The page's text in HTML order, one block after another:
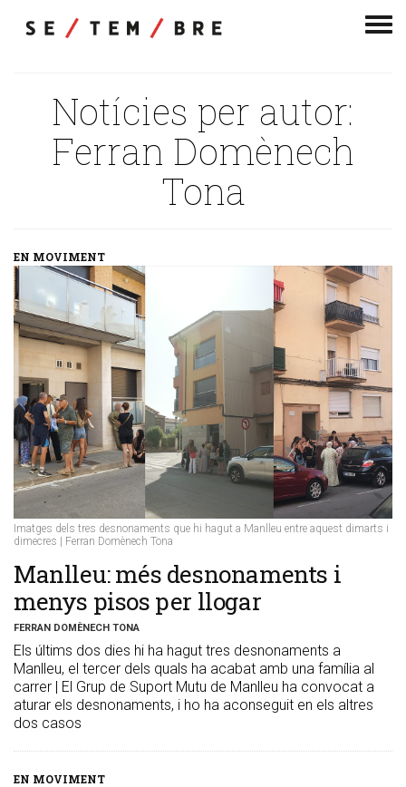
Notícies per autor:
Ferran Domènech
Tona
EN MOVIMENT
Imatges dels tres desnonaments que hi hagut a Manlleu entre aquest dimarts i
dimecres | Ferran Domènech Tona
​Manlleu: més desnonaments i
menys pisos per llogar
FERRAN DOMÈNECH TONA
Els últims dos dies hi ha hagut tres desnonaments a
Manlleu, el tercer dels quals ha acabat amb una família al
carrer | El Grup de Suport Mutu de Manlleu ha convocat a
aturar els desnonaments, i ho ha aconseguit en els altres
dos casos
EN MOVIMENT